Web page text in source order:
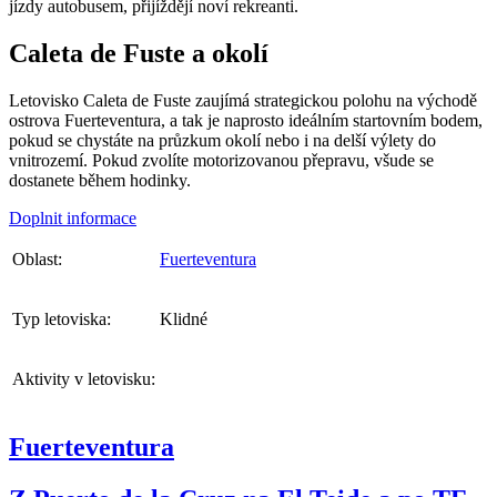
jízdy autobusem, přijíždějí noví rekreanti.
Caleta de Fuste a okolí
Letovisko Caleta de Fuste zaujímá strategickou polohu na východě
ostrova Fuerteventura, a tak je naprosto ideálním startovním bodem,
pokud se chystáte na průzkum okolí nebo i na delší výlety do
vnitrozemí. Pokud zvolíte motorizovanou přepravu, všude se
dostanete během hodinky.
Doplnit informace
Oblast: Fuerteventura
Typ letoviska: Klidné
Aktivity v letovisku:
Fuerteventura